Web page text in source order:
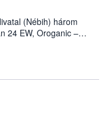
(Nébih) három
24 EW, Oroganic –
szüretet követően,
elleni további
termesztésben is